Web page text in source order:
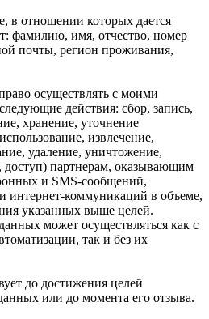
в отношении которых дается
фамилию, имя, отчество, номер
почты, регион проживания,
осуществлять с моими
действия: сбор, запись,
хранение, уточнение
извлечение,
удаление, уничтожение,
доступ) партнерам, оказывающим
и SMS‑сообщений,
интернет‑коммуникаций в объеме,
указанных выше целей.
может осуществляться как с
так и без их
до достижения целей
или до момента его отзыва.